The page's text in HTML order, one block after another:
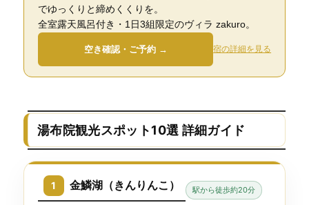
でゆっくりと締めくくりを。
全室露天風呂付き・1日3組限定のヴィラ zakuro。
空き確認・ご予約 → 宿の詳細を見る
湯布院観光スポット10選 詳細ガイド
1 金鱗湖（きんりんこ） 駅から徒歩約20分